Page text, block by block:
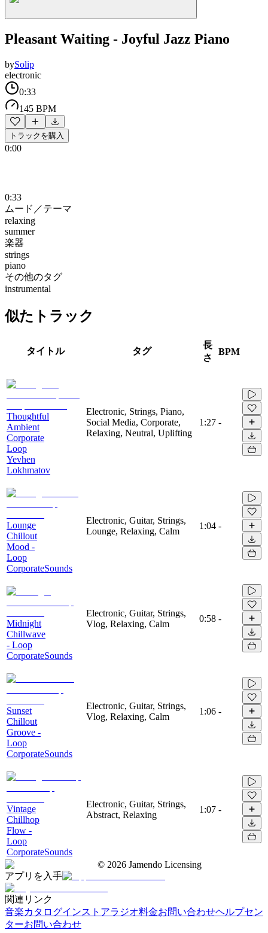
Pleasant Waiting - Joyful Jazz Piano
bySolip
electronic
0:33
145 BPM
トラックを購入
0:00
0:33
ムード／テーマ
relaxing
summer
楽器
strings
piano
その他のタグ
instrumental
似たトラック
タイトル タグ
長
さ
BPM
Thoughtful
Ambient
Corporate
Loop
Yevhen
Lokhmatov
Electronic, Strings, Piano,
Social Media, Corporate,
Relaxing, Neutral, Uplifting
1:27 -
Lounge
Chillout
Mood -
Loop
CorporateSounds
Electronic, Guitar, Strings,
Lounge, Relaxing, Calm
1:04 -
Midnight
Chillwave
- Loop
CorporateSounds
Electronic, Guitar, Strings,
Vlog, Relaxing, Calm
0:58 -
Sunset
Chillout
Groove -
Loop
CorporateSounds
Electronic, Guitar, Strings,
Vlog, Relaxing, Calm
1:06 -
Vintage
Chillhop
Flow -
Loop
CorporateSounds
Electronic, Guitar, Strings,
Abstract, Relaxing
1:07 -
© 2026 Jamendo Licensing
アプリを入手
関連リンク
音楽カタログインストアラジオ料金お問い合わせヘルプセン
ターお問い合わせ